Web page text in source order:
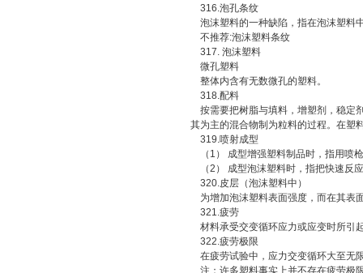
316.泡孔条纹
泡沫塑料的一种缺陷，指在泡沫塑料
不推荐:泡沫塑料条纹
317. 泡沫塑料
微孔塑料
整体内含有无数微孔的塑料。
318.配料
按需要把树脂与填料，增塑剂，稳定
其为主的混合物制为粒料的过程。在塑
319.喷射成型
（1） 成型增强塑料制品时，指用喷
（2） 成型泡沫塑料时，指把快速反
320.皮层（泡沫塑料中）
为增加泡沫塑料表面强度，而在其表
321.疲劳
材料承受交变循环应力或应变时所引
322.疲劳极限
在疲劳试验中，应力交变循环大至无
注：许多塑料事实上并不存在疲劳极